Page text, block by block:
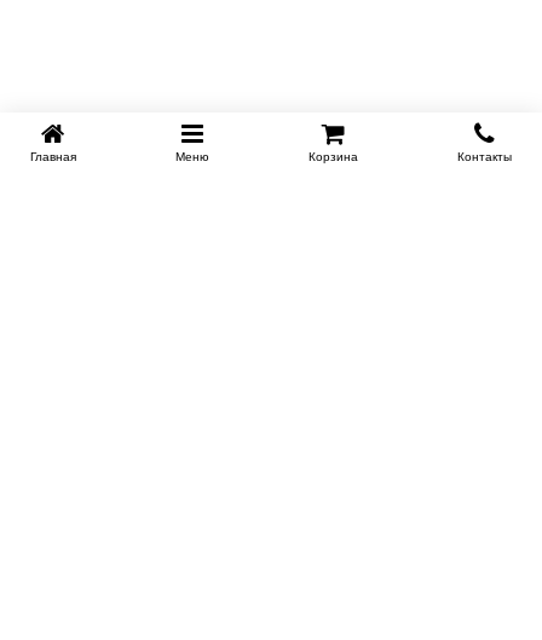
Главная Меню Корзина Контакты